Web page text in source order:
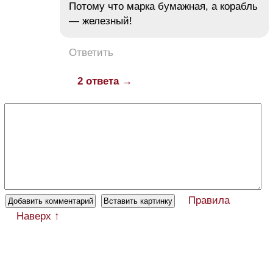
Потому что марка бумажная, а корабль
— железный!
Ответить
2 ответа →
Правила
Наверх ↑